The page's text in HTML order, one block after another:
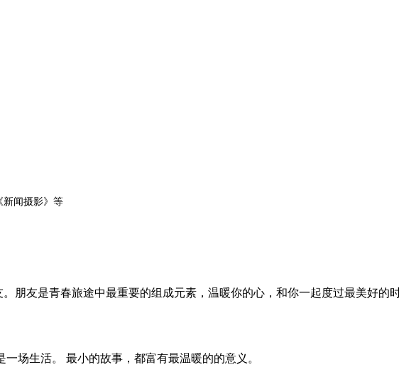
闻摄影》等
朋友是青春旅途中最重要的组成元素，温暖你的心，和你一起度过最美好的
场生活。 最小的故事，都富有最温暖的的意义。